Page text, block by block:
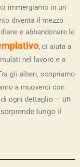
immergiamo in un
diventa il mezzo
e abbandonare le
, ci aiuta a
nel lavoro e a
gli alberi, scopriamo
a muoverci con
ogni dettaglio – un
lungo il